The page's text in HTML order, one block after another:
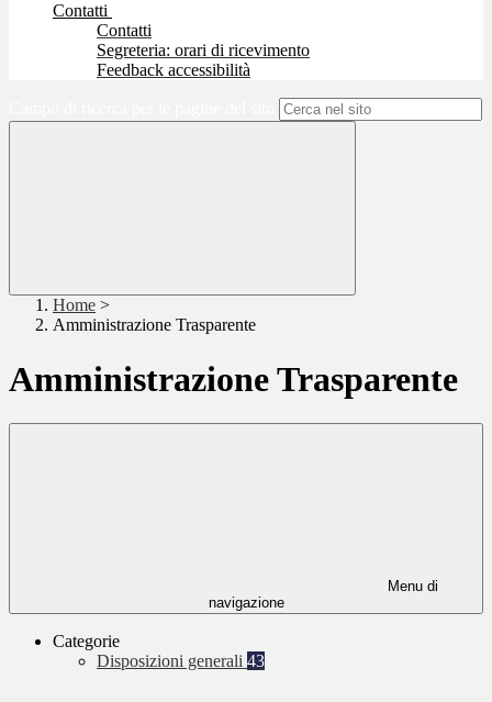
Contatti
Contatti
Segreteria: orari di ricevimento
Feedback accessibilità
Home >
Amministrazione Trasparente
Amministrazione Trasparente
Menu di
navigazione
Categorie
Disposizioni generali 43